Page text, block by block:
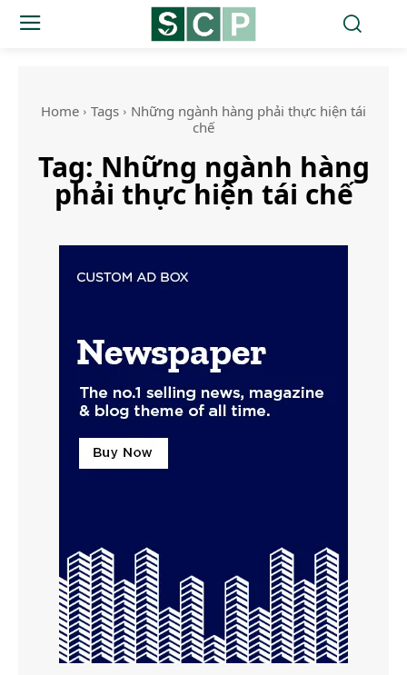
Home Tags
Những ngành hàng phải thực hiện tái
chế
Tag: Những ngành hàng
phải thực hiện tái chế